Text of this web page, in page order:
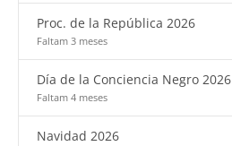
Proc. de la República 2026
Faltam 3 meses
Día de la Conciencia Negro 2026
Faltam 4 meses
Navidad 2026